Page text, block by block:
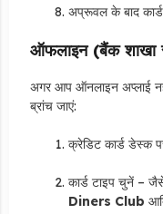
अप्रूवल के बाद
ऑफलाइन (बैंक
अगर आप ऑनलाइन अप्लाई
ब्रांच जाएं:
क्रेडिट कार्ड डेस्क
कार्ड टाइप चुनें –
Diners Club